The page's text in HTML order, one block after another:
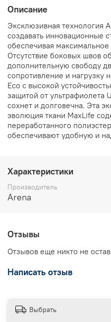
Описание
Эксклюзивная технология
создавать инновационные
обеспечивая
Отсутствие боковых швов
дополнительную свободу
сопротивление и нагрузку
Eco с высокой
защитой от ультрафиолета
сохнет и долговечна. Эта
эволюция ткани MaxLife
переработанного
обеспечивают удобную и
Характеристики
Производитель
Arena
Отзывы
Отзывов еще никто не
Написать отзыв
Выбрать